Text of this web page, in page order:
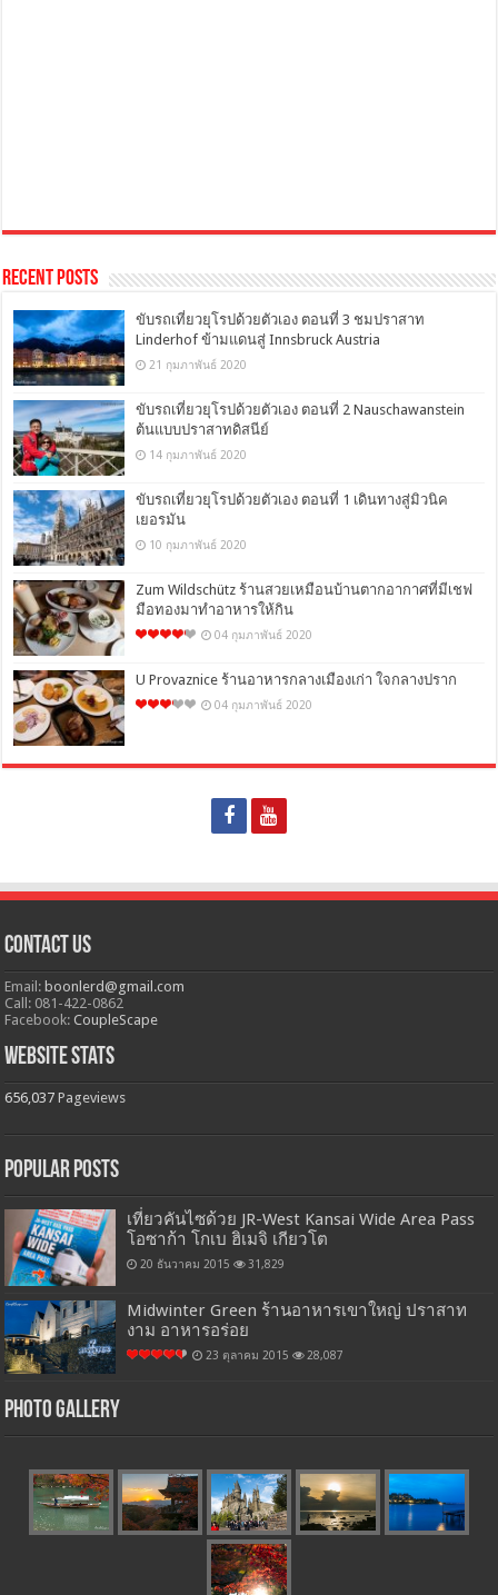
Recent Posts
ขับรถเที่ยวยุโรปด้วยตัวเอง ตอนที่ 3 ชมปราสาท
Linderhof ข้ามแดนสู่ Innsbruck Austria
21 กุมภาพันธ์ 2020
ขับรถเที่ยวยุโรปด้วยตัวเอง ตอนที่ 2 Nauschawanstein
ต้นแบบปราสาทดิสนีย์
14 กุมภาพันธ์ 2020
ขับรถเที่ยวยุโรปด้วยตัวเอง ตอนที่ 1 เดินทางสู่มิวนิค
เยอรมัน
10 กุมภาพันธ์ 2020
Zum Wildschütz ร้านสวยเหมือนบ้านตากอากาศที่มีเชฟ
มือทองมาทำอาหารให้กิน
04 กุมภาพันธ์ 2020
U Provaznice ร้านอาหารกลางเมืองเก่า ใจกลางปราก
04 กุมภาพันธ์ 2020
Contact Us
Email: boonlerd@gmail.com
Call: 081-422-0862
Facebook:CoupleScape
Website Stats
656,037 Pageviews
Popular Posts
เที่ยวคันไซด้วย JR-West Kansai Wide Area Pass
โอซาก้า โกเบ ฮิเมจิ เกียวโต
20 ธันวาคม 2015 31,829
Midwinter Green ร้านอาหารเขาใหญ่ ปราสาท
งาม อาหารอร่อย
23 ตุลาคม 2015 28,087
Photo Gallery